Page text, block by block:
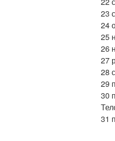
23
24
25
26
27
28
29
30
31